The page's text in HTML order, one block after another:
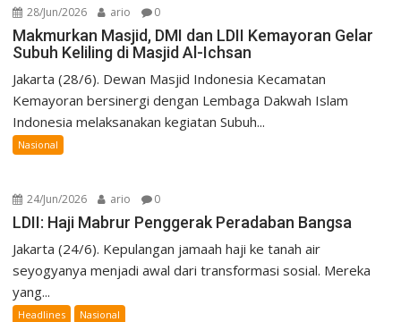
28/Jun/2026 ario 0
Makmurkan Masjid, DMI dan LDII Kemayoran Gelar
Subuh Keliling di Masjid Al-Ichsan
Jakarta (28/6). Dewan Masjid Indonesia Kecamatan
Kemayoran bersinergi dengan Lembaga Dakwah Islam
Indonesia melaksanakan kegiatan Subuh...
Nasional
24/Jun/2026 ario 0
LDII: Haji Mabrur Penggerak Peradaban Bangsa
Jakarta (24/6). Kepulangan jamaah haji ke tanah air
seyogyanya menjadi awal dari transformasi sosial. Mereka
yang...
Headlines Nasional